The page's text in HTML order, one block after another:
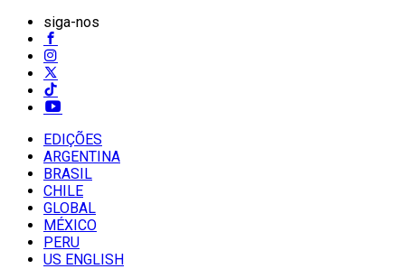
siga-nos
EDIÇÕES
ARGENTINA
BRASIL
CHILE
GLOBAL
MÉXICO
PERU
US ENGLISH